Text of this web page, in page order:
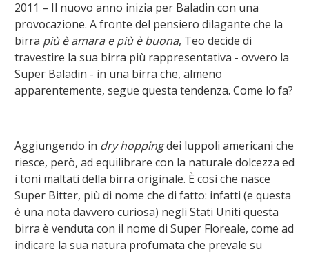
2011 – Il nuovo anno inizia per Baladin con una
provocazione. A fronte del pensiero dilagante che la
birra più è amara e più è buona, Teo decide di
travestire la sua birra più rappresentativa - ovvero la
Super Baladin - in una birra che, almeno
apparentemente, segue questa tendenza. Come lo fa?
Aggiungendo in dry hoppingdei luppoli americani che
riesce, però, ad equilibrare con la naturale dolcezza ed
i toni maltati della birra originale. È così che nasce
Super Bitter, più di nome che di fatto: infatti (e questa
è una nota davvero curiosa) negli Stati Uniti questa
birra è venduta con il nome di Super Floreale, come ad
indicare la sua natura profumata che prevale su